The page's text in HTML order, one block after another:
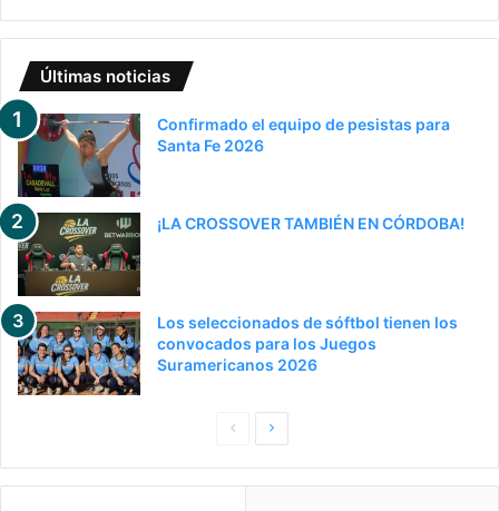
Últimas noticias
Confirmado el equipo de pesistas para
Santa Fe 2026
¡LA CROSSOVER TAMBIÉN EN CÓRDOBA!
Los seleccionados de sóftbol tienen los
convocados para los Juegos
Suramericanos 2026
PaginaSiguiente